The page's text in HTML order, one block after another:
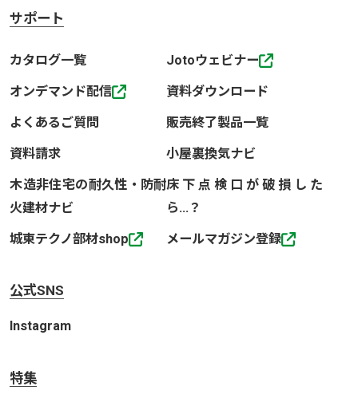
サポート
カタログ一覧 Jotoウェビナー
オンデマンド配信 資料ダウンロード
よくあるご質問 販売終了製品一覧
資料請求 小屋裏換気ナビ
木造非住宅の耐久性・防耐
火建材ナビ
床下点検口が破損した
ら…？
城東テクノ部材shop メールマガジン登録
公式SNS
Instagram
特集